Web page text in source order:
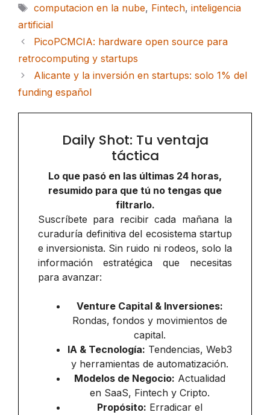
Etiquetas
computacion en la nube, Fintech, inteligencia
artificial
PicoPCMCIA: hardware open source para
retrocomputing y startups
Alicante y la inversión en startups: solo 1% del
funding español
Daily Shot: Tu ventaja
táctica
Lo que pasó en las últimas 24 horas,
resumido para que tú no tengas que
filtrarlo.
Suscríbete para recibir cada mañana la
curaduría definitiva del ecosistema startup
e inversionista. Sin ruido ni rodeos, solo la
información estratégica que necesitas
para avanzar:
Venture Capital & Inversiones:
Rondas, fondos y movimientos de
capital.
IA & Tecnología: Tendencias, Web3
y herramientas de automatización.
Modelos de Negocio: Actualidad
en SaaS, Fintech y Cripto.
Propósito: Erradicar el